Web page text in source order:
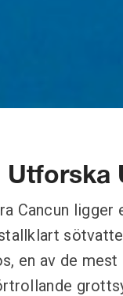
Utforska
Cancun
en av de